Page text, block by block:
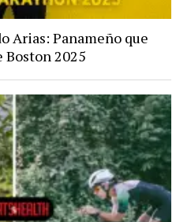
Arias: Panameño que
2025